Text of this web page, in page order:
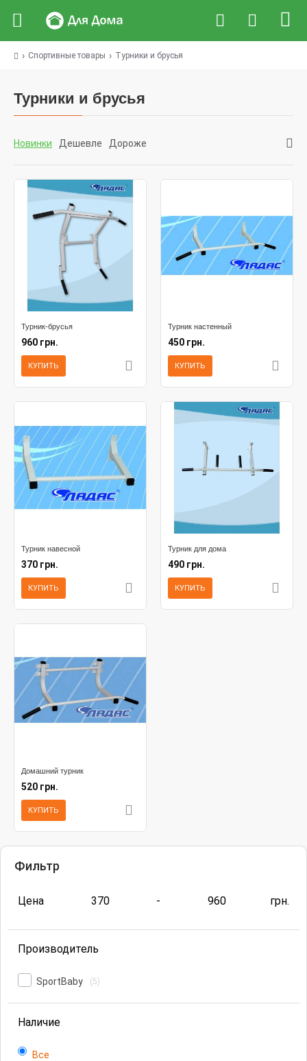
Спортивные товары Турники и брусья
Турники и брусья
Новинки Дешевле Дороже
Турник-брусья
960 грн.
КУПИТЬ
Турник настенный
450 грн.
КУПИТЬ
Турник навесной
370 грн.
КУПИТЬ
Турник для дома
490 грн.
КУПИТЬ
Домашний турник
520 грн.
КУПИТЬ
Фильтр
Цена 370 - 960 грн.
Производитель
SportBaby (5)
Наличие
Все